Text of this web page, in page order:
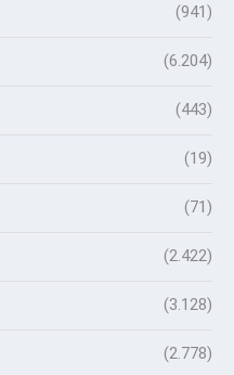
(941)
(6.204)
(443)
(19)
(71)
(2.422)
(3.128)
(2.778)